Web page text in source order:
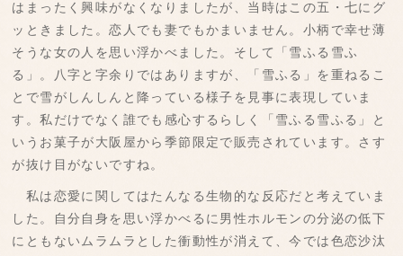
はまったく興味がなくなりましたが、当時はこの五・七にグ
ッときました。恋人でも妻でもかまいません。小柄で幸せ薄
そうな女の人を思い浮かべました。そして「雪ふる雪ふ
る」。八字と字余りではありますが、「雪ふる」を重ねるこ
とで雪がしんしんと降っている様子を見事に表現していま
す。私だけでなく誰でも感心するらしく「雪ふる雪ふる」と
いうお菓子が大阪屋から季節限定で販売されています。さす
が抜け目がないですね。
私は恋愛に関してはたんなる生物的な反応だと考えていま
した。自分自身を思い浮かべるに男性ホルモンの分泌の低下
にともないムラムラとした衝動性が消えて、今では色恋沙汰